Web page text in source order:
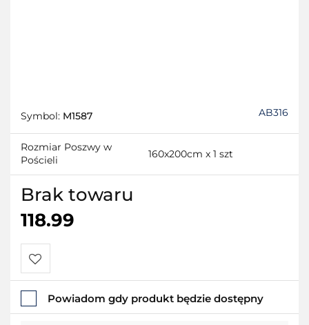
Symbol: M1587 AB316
Rozmiar Poszwy w
Pościeli
160x200cm x 1 szt
Brak towaru
118.99
Do
przechowalni
Powiadom gdy produkt będzie dostępny